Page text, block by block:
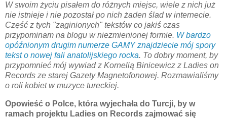
W swoim życiu pisałem do różnych miejsc, wiele z nich już
nie istnieje i nie pozostał po nich żaden ślad w internecie.
Część z tych "zaginionych" tekstów co jakiś czas
przypominam na blogu w niezmienionej formie. W bardzo
opóźnionym drugim numerze GAMY znajdziecie mój spory
tekst o nowej fali anatolijskiego rocka. To dobry moment, by
przypomnieć mój wywiad z Kornelią Binicewicz z Ladies on
Records ze starej Gazety Magnetofonowej. Rozmawialiśmy
o roli kobiet w muzyce tureckiej.
Opowieść o Polce, która wyjechała do Turcji, by w
ramach projektu Ladies on Records zajmować się